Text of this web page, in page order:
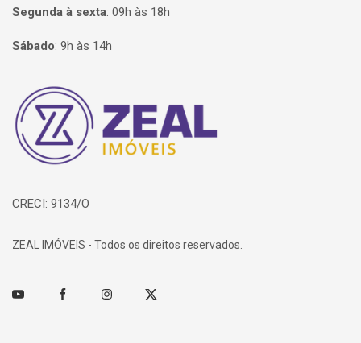
Segunda à sexta: 09h às 18h
Sábado: 9h às 14h
Página inicial
CRECI: 9134/O
ZEAL IMÓVEIS - Todos os direitos reservados.
Youtube FacebookInstagramTwitter